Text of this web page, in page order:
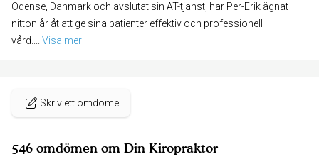
Odense, Danmark och avslutat sin AT-tjänst, har Per-Erik ägnat
nitton år åt att ge sina patienter effektiv och professionell
vård.
Visa mer
Skriv ett omdöme
546 omdömen om Din Kiropraktor